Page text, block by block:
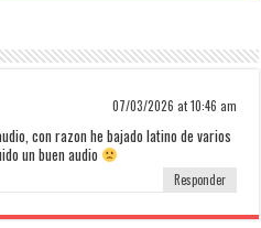
07/03/2026 at 10:46 am
con razon he bajado latino de varios
un buen audio
Responder